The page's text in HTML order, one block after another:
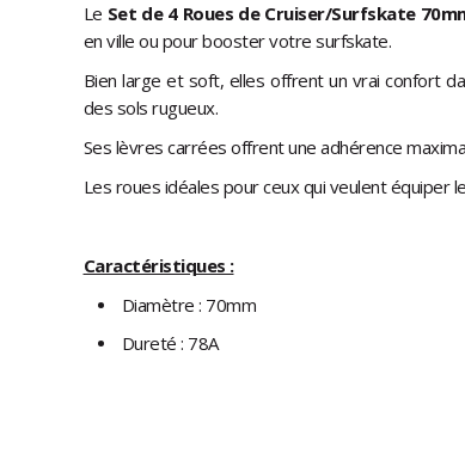
Le Set de 4 Roues de Cruiser/Surfskate
en ville ou pour booster votre surfskate.
Bien large et soft, elles offrent un vrai confort
des sols rugueux.
Ses lèvres carrées offrent une adhérence
Les roues idéales pour ceux qui veulent équiper
Caractéristiques :
Diamètre : 70mm
Dureté : 78A